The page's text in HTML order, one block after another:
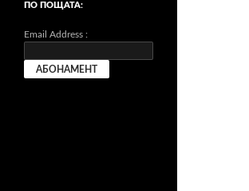
ПО ПОЩАТА:
Email Address :